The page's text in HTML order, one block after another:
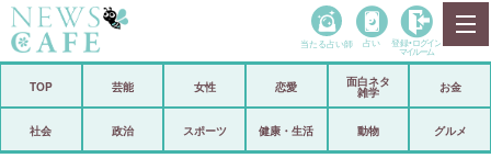
政治
当たる占い師 占い 登録• ログイン
マイルーム
TOP 芸能 女性 恋愛
面白ネタ
雑学
お金
社会 政治 スポーツ 健康・生活 動物 グルメ